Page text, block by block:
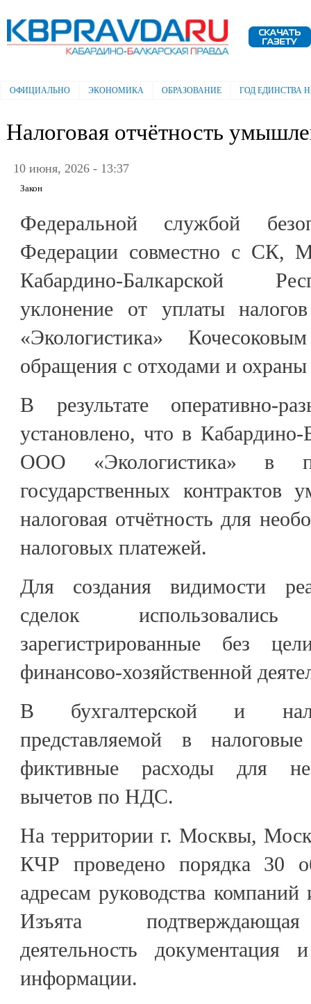
Электронная газета "Кабардино-
Балкарская правда"
Главное меню
ОФИЦИАЛЬНО ЭКОНОМИКА ОБРАЗОВАНИЕ ГОД ЕДИНСТВА
Налоговая отчётность
10 июня, 2026 - 13:37
Закон
Федеральной службой
Федерации совместно с
Кабардино-Балкарской
уклонение от уплаты
«Экологистика»
обращения с отходами и
В результате оперативно-
установлено, что в Кабардино-
ООО «Экологистика» в
государственных контрактов
налоговая отчётность для
налоговых платежей.
Для создания видимости
сделок использовались
зарегистрированные без
финансово-хозяйственной
В бухгалтерской и
представляемой в
фиктивные расходы для
вычетов по НДС.
На территории г. Москвы,
КЧР проведено порядка 30
адресам руководства
Изъята
деятельность
информации.